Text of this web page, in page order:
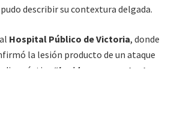
describir su contextura delgada.
Hospital Público de Victoria, donde
la lesión producto de un ataque
diagnóstico “herida punzo cortante